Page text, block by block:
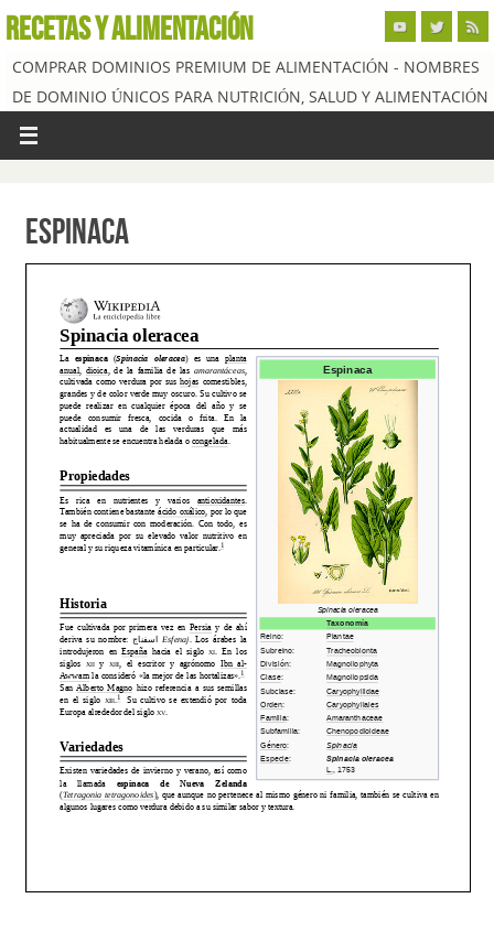
RECETAS Y ALIMENTACIÓN
COMPRAR DOMINIOS PREMIUM DE ALIMENTACIÓN - NOMBRES
DE DOMINIO ÚNICOS PARA NUTRICIÓN, SALUD Y ALIMENTACIÓN
Espinaca